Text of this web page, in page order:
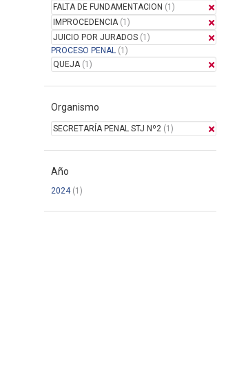
FALTA DE FUNDAMENTACION (1)
IMPROCEDENCIA(1)
JUICIO POR JURADOS (1)
PROCESO PENAL (1)
QUEJA(1)
Organismo
SECRETARÍA PENAL STJ Nº2 (1)
Año
2024(1)